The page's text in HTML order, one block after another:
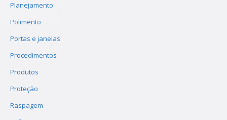
Planejamento
Polimento
Portas e janelas
Procedimentos
Produtos
Proteção
Raspagem